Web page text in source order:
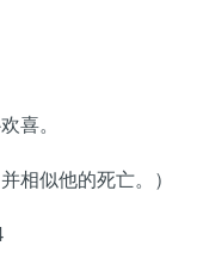
喜。
相似他的死亡。）